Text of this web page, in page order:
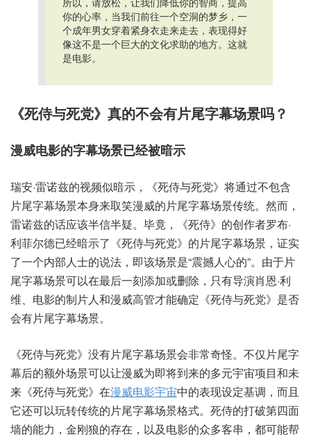
你的心率，当我们前往一个空洞的梦乡，一
个成年男女穿着紧身衣走来走去，表现得好
像这不是一个巨大的文化求助的地方。这就
是电影。
《死侍与死党》真的不会有片尾字幕场景吗？
漫威电影的字幕场景已经被暗示
瑞安·雷诺兹的视频似暗示，《死侍与死党》将通过不包含
片尾字幕场景本身来取笑漫威的片尾字幕场景传统。然而，
雷诺兹的话应该半信半疑。毕竟，《死侍》的创作者罗布·
利菲尔德已经暗示了《死侍与死党》的片尾字幕场景，证实
了一个内部人士的说法，即该场景是“震撼人心的”。由于片
尾字幕场景可以在最后一刻添加或删除，只有导演肖恩·利
维、电影的制片人和漫威高管才能确定《死侍与死党》是否
会有片尾字幕场景。
《死侍与死党》没有片尾字幕场景会非常奇怪。不仅片尾字
幕后的额外场景可以让漫威为即将到来的多元宇宙项目和未
来《死侍与死党》在漫威电影宇宙中的表现设定基调，而且
它还可以玩转传统的片尾字幕场景格式。死侍的打破第四面
墙的能力，金刚狼的存在，以及电影的众多客串，都可能帮